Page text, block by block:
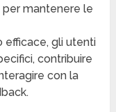
mantenere le
efficace, gli utenti
contribuire
con la